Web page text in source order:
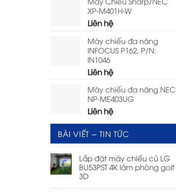
XP-M401H-W
Liên hệ
Máy chiếu đa năng
INFOCUS P162, P/N:
IN1046
Liên hệ
Máy chiếu đa năng NEC
NP-ME403UG
Liên hệ
BÀI VIẾT – TIN TỨC
Lắp đặt máy chiếu cũ LG
BU53PST 4K làm phòng golf
3D